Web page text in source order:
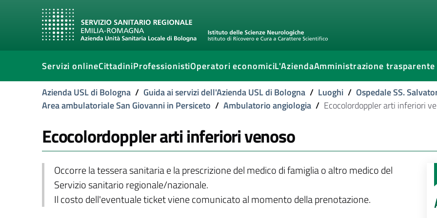
Servizi onlineCittadiniProfessionistiOperatori economiciL'AziendaAmministrazione trasparente
Azienda USL di Bologna / Guida ai servizi dell'Azienda USL di Bologna / Luoghi / Ospedale SS.
Area ambulatoriale San Giovanni in Persiceto / Ambulatorio angiologia / Ecocolordoppler arti inferiori
Ecocolordoppler arti inferiori venoso
Occorre la tessera sanitaria e la prescrizione del medico di famiglia o altro medico del
Servizio sanitario regionale/nazionale.
Il costo dell'eventuale ticket viene comunicato al momento della prenotazione.